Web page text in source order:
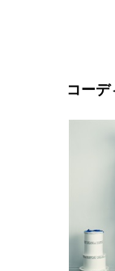
コーデ